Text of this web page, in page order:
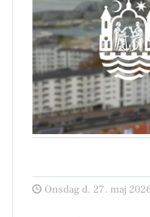
Onsdag d. 27. maj